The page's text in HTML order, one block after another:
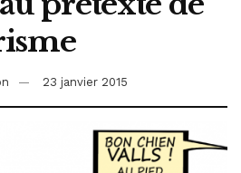
23 janvier 2015